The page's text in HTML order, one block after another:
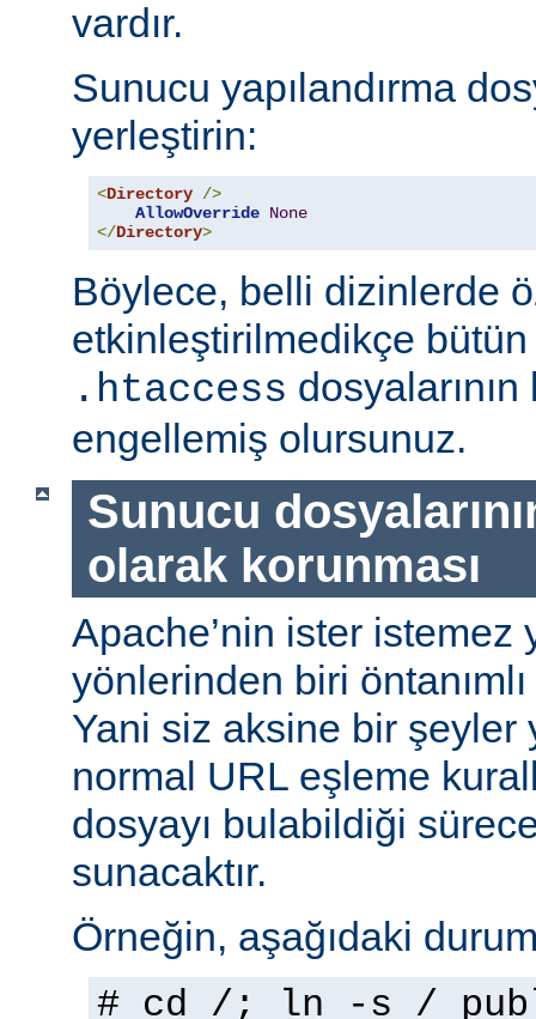
vardır.
Sunucu yapılandırma
yerleştirin:
<Directory />
AllowOverride None
</Directory>
Böylece, belli dizinlerde
etkinleştirilmedikçe
.htaccess dosyalarının
engellemiş olursunuz.
Sunucu
olarak korunması
Apache’nin ister istemez
yönlerinden biri
Yani siz aksine bir şeyler
normal URL eşleme
dosyayı bulabildiği
sunacaktır.
Örneğin, aşağıdaki
# cd /; ln -s /